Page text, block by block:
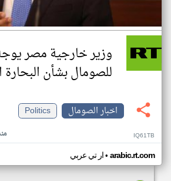
وزير خارجية مصر
للصومال بشأن
اخبار الصومال
Politics
منذ IQ61TB
ار تي عربي• arabic.rt.com